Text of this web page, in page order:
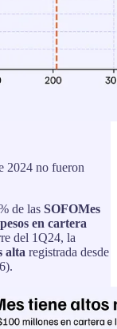
2024 no fueron
de las SOFOMes
en cartera
del 1Q24, la
alta registrada desde